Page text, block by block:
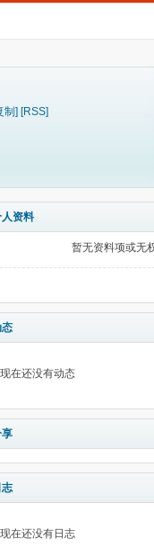
制] [RSS]
资料
暂无资料项或无
现在还没有动态
志
现在还没有日志